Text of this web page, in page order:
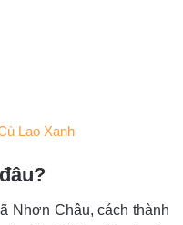
Lao Xanh
Nhơn Châu, cách thành